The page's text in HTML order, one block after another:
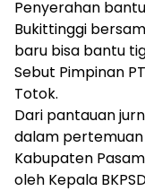
Penyerahan
Bukittinggi
baru bisa bantu
Sebut Pimpinan
Totok.
Dari pantauan
dalam
Kabupaten
oleh Kepala